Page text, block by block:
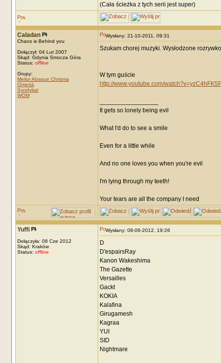
(Cała ścieżka z tych serii jest super)
Caladan
Chaos is Behind you
Dołączył: 04 Lut 2007
Skąd: Gdynia Smocza Góra
Status: offline
Grupy:
Melior Absque Chrisma
Omertà
Syndykat
WOM
Wysłany: 21-10-2011, 09:31
Szukam chorej muzyki. Wysłodzone
W tym guście
http://www.youtube.com/
It gets so lonely being evil
What I'd do to see a smile
Even for a little while
And no one loves you when you're evil
I'm lying through my teeth!
Your tears are all the company I need
Yuffi
Dołączyła: 08 Cze 2012
Skąd: Kraków
Status: offline
Wysłany: 08-06-2012, 19:26
D
D'espairsRay
Kanon Wakeshima
The Gazette
Versailles
Gackt
KOKIA
Kalafina
Girugamesh
Kagraa
YUI
SID
Nightmare